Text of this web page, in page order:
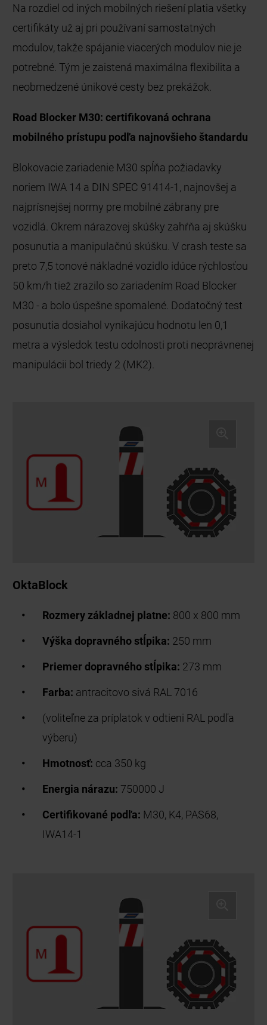
Na rozdiel od iných mobilných riešení platia všetky
certifikáty už aj pri používaní samostatných
modulov, takže spájanie viacerých modulov nie je
potrebné. Tým je zaistená maximálna flexibilita a
neobmedzené únikové cesty bez prekážok.
Road Blocker M30: certifikovaná ochrana
mobilného prístupu podľa najnovšieho štandardu
Blokovacie zariadenie M30 spĺňa požiadavky
noriem IWA 14 a DIN SPEC 91414-1, najnovšej a
najprísnejšej normy pre mobilné zábrany pre
vozidlá. Okrem nárazovej skúšky zahŕňa aj skúšku
posunutia a manipulačnú skúšku. V crash teste sa
preto 7,5 tonové nákladné vozidlo idúce rýchlosťou
50 km/h tiež zrazilo so zariadením Road Blocker
M30 - a bolo úspešne spomalené. Dodatočný test
posunutia dosiahol vynikajúcu hodnotu len 0,1
metra a výsledok testu odolnosti proti neoprávnenej
manipulácii bol triedy 2 (MK2).
OktaBlock
Rozmery základnej platne: 800 x 800 mm
Výška dopravného stĺpika: 250 mm
Priemer dopravného stĺpika: 273 mm
Farba: antracitovo sivá RAL 7016
(voliteľne za príplatok v odtieni RAL podľa
výberu)
Hmotnosť: cca 350 kg
Energia nárazu: 750000 J
Certifikované podľa: M30, K4, PAS68,
IWA14-1